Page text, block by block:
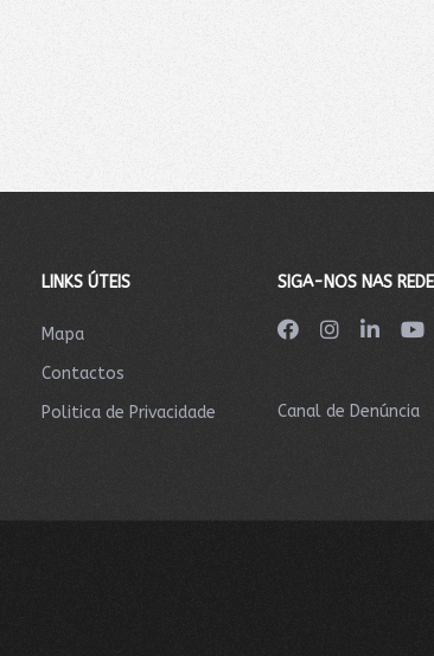
LINKS ÚTEIS
Mapa
Contactos
Politica de Privacidade
SIGA-NOS NAS
Canal de Denúncia